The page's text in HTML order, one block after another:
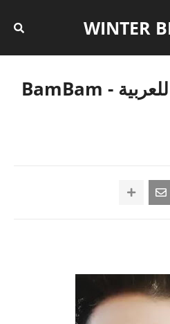
WINTER
بث بامبام مترجم للعربية - BamBam